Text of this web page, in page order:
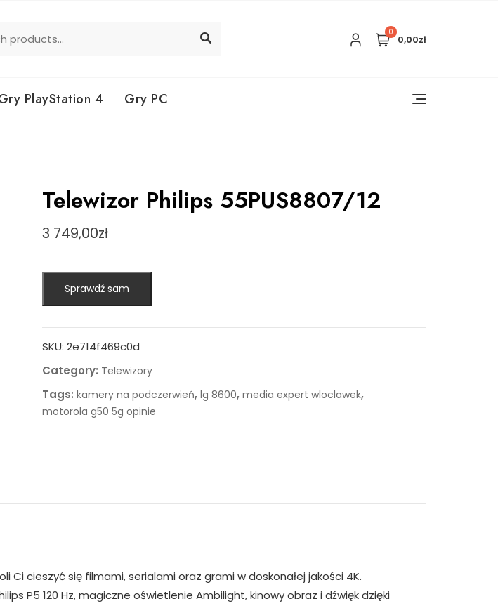
0
0,00zł
PlayStation 4 Gry PC
Telewizor Philips 55PUS8807/12
3 749,00zł
Sprawdź sam
SKU: 2e714f469c0d
Category: Telewizory
Tags: kamery na podczerwień, lg 8600, media expert wloclawek,
motorola g50 5g opinie
Ci cieszyć się filmami, serialami oraz grami w doskonałej jakości 4K.
P5 120 Hz, magiczne oświetlenie Ambilight, kinowy obraz i dźwięk dzięki